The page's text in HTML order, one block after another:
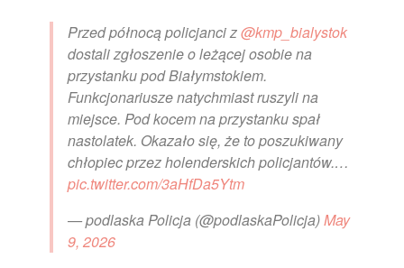
Przed północą policjanci z@kmp_bialystok
dostali zgłoszenie o leżącej osobie na
przystanku pod Białymstokiem.
Funkcjonariusze natychmiast ruszyli na
miejsce. Pod kocem na przystanku spał
nastolatek. Okazało się, że to poszukiwany
chłopiec przez holenderskich policjantów.…
pic.twitter.com/3aHfDa5Ytm
— podlaska Policja (@podlaskaPolicja)May
9, 2026